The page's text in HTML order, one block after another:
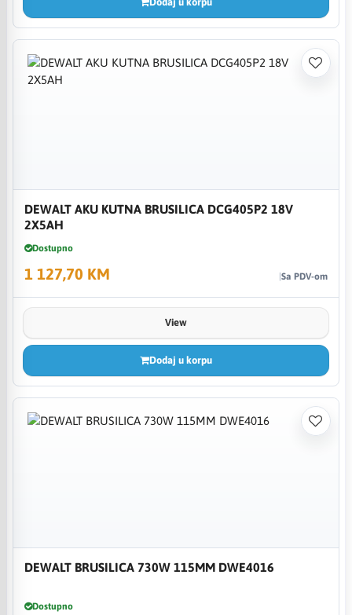
DEWALT AKU KUTNA BRUSILICA DCG405P2 18V
2X5AH
Dostupno
1 127,70 KM Sa PDV-om
View
Dodaj u korpu
DEWALT BRUSILICA 730W 115MM DWE4016
Dostupno